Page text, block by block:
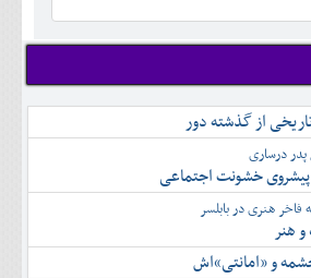
از گذشته دور
درساری
خشونت اجتماعی
فاخر هنری در بابلسر
هنر
و «امانتی»اش